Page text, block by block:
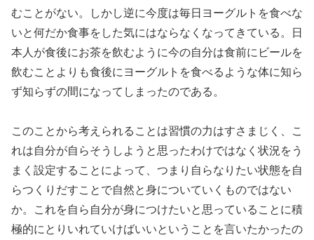
むことがない。しかし逆に今度は毎日ヨーグルトを食べな
いと何だか食事をした気にはならなくなってきている。日
本人が食後にお茶を飲むように今の自分は食前にビールを
飲むことよりも食後にヨーグルトを食べるような体に知ら
ず知らずの間になってしまったのである。
このことから考えられることは習慣の力はすさまじく、こ
れは自分が自らそうしようと思ったわけではなく状況をう
まく設定することによって、つまり自らなりたい状態を自
らつくりだすことで自然と身についていくものではない
か。これを自ら自分が身につけたいと思っていることに積
極的にとりいれていけばいいということを言いたかったの